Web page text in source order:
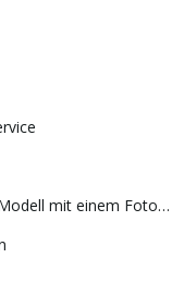
Ein Foto mit einem Modell (oder ein Modell mit einem Foto) abgleichen